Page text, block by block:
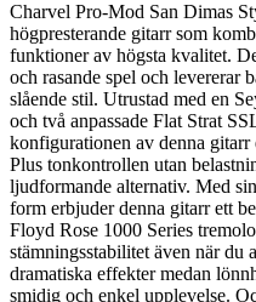
Charvel Pro-Mod San Dimas
högpresterande gitarr som
funktioner av högsta kvalitet.
och rasande spel och levererar
slående stil. Utrustad med en
och två anpassade Flat Strat
konfigurationen av denna
Plus tonkontrollen utan
ljudformande alternativ. Med
form erbjuder denna gitarr ett
Floyd Rose 1000 Series
stämningsstabilitet även när du
dramatiska effekter medan
smidig och enkel upplevelse.